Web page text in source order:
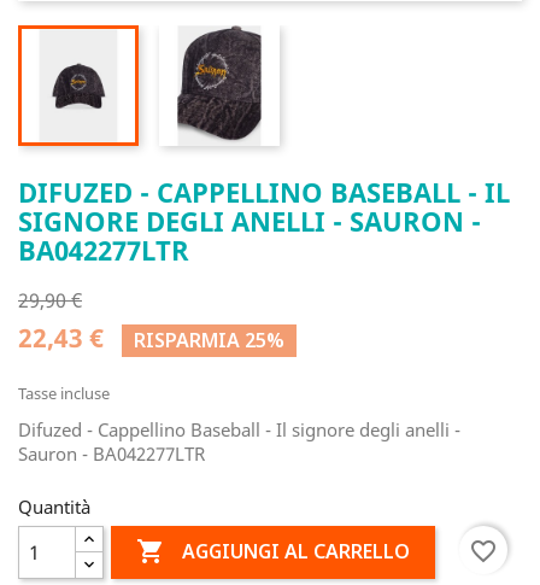
DIFUZED - CAPPELLINO BASEBALL - IL
SIGNORE DEGLI ANELLI - SAURON -
BA042277LTR
29,90 €
22,43 € RISPARMIA 25%
Tasse incluse
Difuzed - Cappellino Baseball - Il signore degli anelli -
Sauron - BA042277LTR
Quantità
 AGGIUNGI AL CARRELLO favorite_border